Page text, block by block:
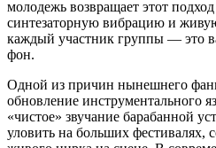
молодежь возвращает этот
синтезаторную вибрацию и
каждый участник группы — это
фон.
Одной из причин нынешнего
обновление инструментального
«чистое» звучание барабанной
уловить на больших фестивалях,